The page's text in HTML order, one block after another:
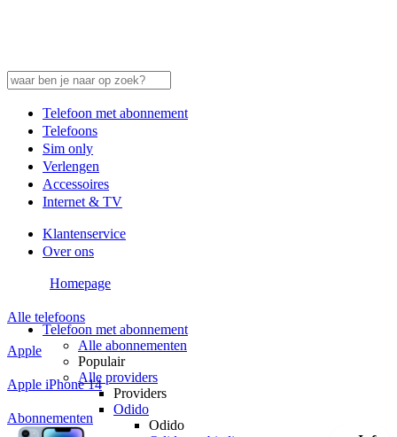
Telefoon met abonnement
Telefoons
Sim only
Verlengen
Accessoires
Internet & TV
Klantenservice
Over ons
Telefoon met abonnement
Alle abonnementen
Populair
Alle providers
Providers
Odido
Odido
Homepage
Alle telefoons
Apple
Apple iPhone 14
Abonnementen